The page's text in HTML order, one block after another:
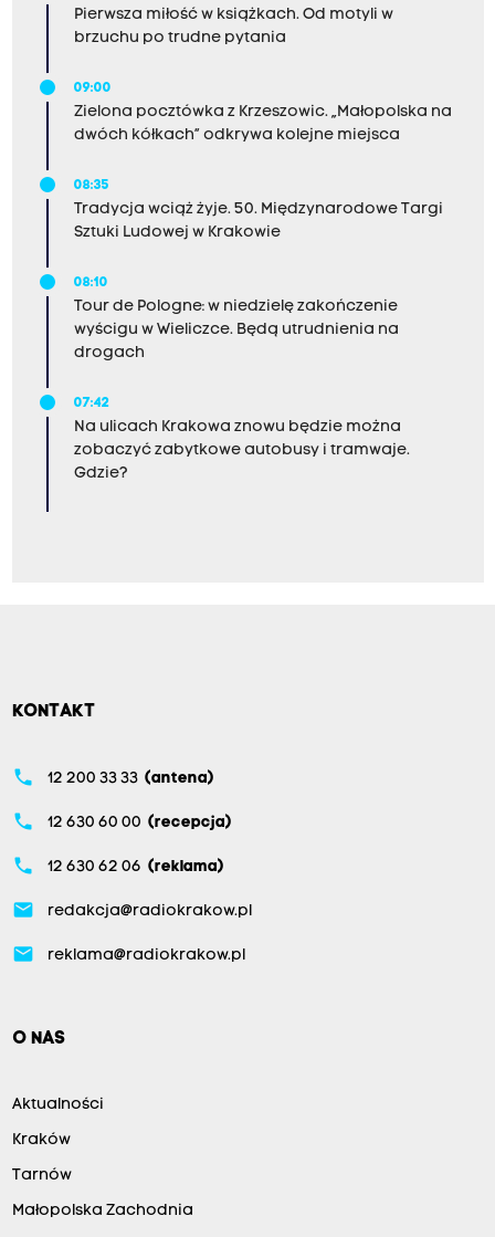
Pierwsza miłość w książkach. Od motyli w
brzuchu po trudne pytania
09:00
Zielona pocztówka z Krzeszowic. „Małopolska na
dwóch kółkach” odkrywa kolejne miejsca
08:35
Tradycja wciąż żyje. 50. Międzynarodowe Targi
Sztuki Ludowej w Krakowie
08:10
Tour de Pologne: w niedzielę zakończenie
wyścigu w Wieliczce. Będą utrudnienia na
drogach
07:42
Na ulicach Krakowa znowu będzie można
zobaczyć zabytkowe autobusy i tramwaje.
Gdzie?
KONTAKT
phone 12 200 33 33 (antena)
phone 12 630 60 00 (recepcja)
phone 12 630 62 06 (reklama)
email redakcja@radiokrakow.pl
email reklama@radiokrakow.pl
O NAS
Aktualności
Kraków
Tarnów
Małopolska Zachodnia